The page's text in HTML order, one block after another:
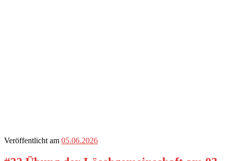
Veröffentlicht am 05.06.2026